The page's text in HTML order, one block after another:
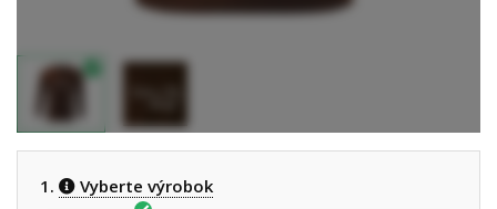
1. Vyberte výrobok